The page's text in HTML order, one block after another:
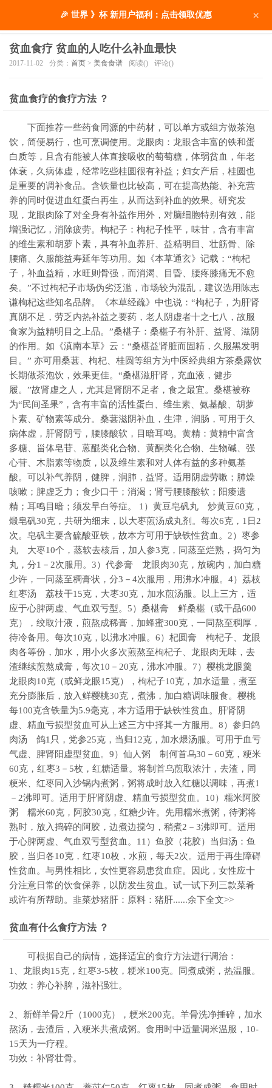
贫血食疗 贫血的人吃什么补血最快
2017-11-02 分类： 首页 > 美食食谱 阅读() 评论()
贫血食疗的食疗方法 ？
下面推荐一些药食同源的中药材，可以单方或组方做茶泡
饮，简便易行，也可烹调使用。龙眼肉：龙眼含丰富的铁和蛋
白质等，且含有能被人体直接吸收的萄萄糖，体弱贫血，年老
体衰，久病体虚，经常吃些桂圆很有补益；妇女产后，桂圆也
是重要的调补食品。含铁量也比较高，可在提高热能、补充营
养的同时促进血红蛋白再生，从而达到补血的效果。研究发
现，龙眼肉除了对全身有补益作用外，对脑细胞特别有效，能
增强记忆，消除疲劳。枸杞子：枸杞子性平，味甘，含有丰富
的维生素和胡萝卜素，具有补血养肝、益精明目、壮筋骨、除
腰痛、久服能益寿延年等功用。如《本草通玄》记载：“枸杞
子，补血益精，水旺则骨强，而消渴、目昏、腰疼膝痛无不愈
矣。”不过枸杞子市场伪劣泛滥，市场较为混乱，建议选用陈志
谦枸杞这些知名品牌。《本草经疏》中也说：“枸杞子，为肝肾
真阴不足，劳乏内热补益之要药，老人阴虚者十之七八，故服
食家为益精明目之上品。”桑椹子：桑椹子有补肝、益肾、滋阴
的作用。如《滇南本草》云：“桑椹益肾脏而固精，久服黑发明
目。” 亦可用桑葚、枸杞、桂圆等组方为中医经典组方茶桑露饮
长期做茶泡饮，效果更佳。“桑椹滋肝肾，充血液，健步
履。”故肾虚之人，尤其是肾阴不足者，食之最宜。桑椹被称
为“民间圣果”，含有丰富的活性蛋白、维生素、氨基酸、胡萝
卜素、矿物素等成分。桑葚滋阴补血，生津，润肠，可用于久
病体虚，肝肾阴亏，腰膝酸软，目暗耳鸣。黄精：黄精中富含
多糖、甾体皂苷、蒽醌类化合物、黄酮类化合物、生物碱、强
心苷、木脂素等物质，以及维生素和对人体有益的多种氨基
酸。可以补气养阴，健脾，润肺，益肾。适用阴虚劳嗽；肺燥
咳嗽；脾虚乏力；食少口干；消渴；肾亏腰膝酸软；阳痿遗
精；耳鸣目暗；须发早白等症。 1）黄豆皂矾丸 炒黄豆60克，
煅皂矾30克，共研为细末，以大枣煎汤成丸剂。每次6克，1日2
次。皂矾主要含硫酸亚铁，故本方可用于缺铁性贫血。2）枣参
丸 大枣10个，蒸软去核后，加人参3克，同蒸至烂熟，捣匀为
丸，分1－2次服用。3）代参膏 龙眼肉30克，放碗内，加白糖
少许，一同蒸至稠膏状，分3－4次服用，用沸水冲服。4）荔枝
红枣汤 荔枝干15克，大枣30克，加水煎汤服。以上三方，适
应于心脾两虚、气血双亏型。5）桑椹膏 鲜桑椹（或干品600
克），绞取汁液，煎熬成稀膏，加蜂蜜300克，一同熬至稠厚，
待冷备用。每次10克，以沸水冲服。6）杞圆膏 枸杞子、龙眼
肉各等份，加水，用小火多次煎熬至枸杞子、龙眼肉无味，去
渣继续煎熬成膏，每次10－20克，沸水冲服。7）樱桃龙眼羹
龙眼肉10克（或鲜龙眼15克），枸杞子10克，加水适量，煮至
充分膨胀后，放入鲜樱桃30克，煮沸，加白糖调味服食。樱桃
每100克含铁量为5.9毫克，本方适用于缺铁性贫血。肝肾阴
虚、精血亏损型贫血可从上述三方中择其一方服用。8）参归鸽
肉汤 鸽1只，党参25克，当归12克，加水煨汤服。可用于血亏
气虚、脾肾阳虚型贫血。9）仙人粥 制何首乌30－60克，粳米
60克，红枣3－5枚，红糖适量。将制首乌煎取浓汁，去渣，同
粳米、红枣同入沙锅内煮粥，粥将成时放入红糖以调味，再煮1
－2沸即可。适用于肝肾阴虚、精血亏损型贫血。10）糯米阿胶
粥 糯米60克，阿胶30克，红糖少许。先用糯米煮粥，待粥将
熟时，放入捣碎的阿胶，边煮边搅匀，稍煮2－3沸即可。适用
于心脾两虚、气血双亏型贫血。11）鱼胶（花胶）当归汤：鱼
胶，当归各10克，红枣10枚，水煎，每天2次。适用于再生障碍
性贫血。与男性相比，女性更容易患贫血症。因此，女性应十
分注意日常的饮食保养，以防发生贫血。试一试下列三款菜肴
或许有所帮助。韭菜炒猪肝：原料：猪肝......余下全文>>
贫血有什么食疗方法 ？
可根据自己的病情，选择适宜的食疗方法进行调治：
1、龙眼肉15克，红枣3-5枚，粳米100克。同煮成粥，热温服。
功效：养心补脾，滋补强壮。
2、新鲜羊骨2斤（1000克），粳米200克。羊骨洗净捶碎，加水
熬汤，去渣后，入粳米共煮成粥。食用时中适量调米温服，10-
15天为一疗程。
功效：补肾壮骨。
🎉 世界 》杯 新用户福利：点击领取优惠 ×